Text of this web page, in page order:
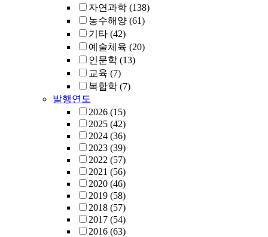
자연과학 (138)
농수해양 (61)
기타 (42)
예술체육 (20)
인문학 (13)
교육 (7)
복합학 (7)
발행연도
2026 (15)
2025 (42)
2024 (36)
2023 (39)
2022 (57)
2021 (56)
2020 (46)
2019 (58)
2018 (57)
2017 (54)
2016 (63)